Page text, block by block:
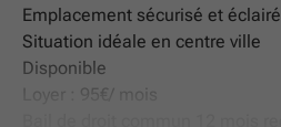
Emplacement sécurisé et éclairé
Situation idéale en centre ville
Disponible
Loyer : 95€/ mois